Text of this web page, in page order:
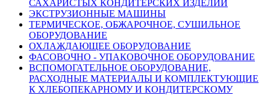
САХАРИСТЫХ КОНДИТЕРСКИХ ИЗДЕЛИЙ
ЭКСТРУЗИОННЫЕ МАШИНЫ
ТЕРМИЧЕСКОЕ, ОБЖАРОЧНОЕ, СУШИЛЬНОЕ
ОБОРУДОВАНИЕ
ОХЛАЖДАЮЩЕЕ ОБОРУДОВАНИЕ
ФАСОВОЧНО - УПАКОВОЧНОЕ ОБОРУДОВАНИЕ
ВСПОМОГАТЕЛЬНОЕ ОБОРУДОВАНИЕ,
РАСХОДНЫЕ МАТЕРИАЛЫ И КОМПЛЕКТУЮЩИЕ
К ХЛЕБОПЕКАРНОМУ И КОНДИТЕРСКОМУ